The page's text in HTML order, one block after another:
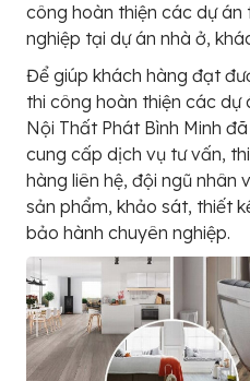
công hoàn thiện các dự án
nghiệp tại dự án nhà ở,
Để giúp khách hàng đạt
thi công hoàn thiện các dự
Nội Thất Phát Bình Minh
cung cấp dịch vụ tư vấn,
hàng liên hệ, đội ngũ nhân
sản phẩm, khảo sát, thiết
bảo hành chuyên nghiệp.